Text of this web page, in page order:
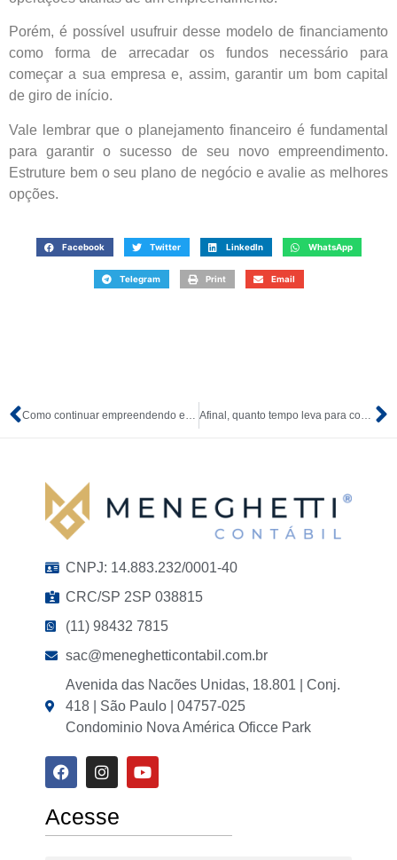
Porém, é possível usufruir desse modelo de financiamento
como forma de arrecadar os fundos necessário para
começar a sua empresa e, assim, garantir um bom capital
de giro de início.
Vale lembrar que o planejamento financeiro é fundamental
para garantir o sucesso de seu novo empreendimento.
Estruture bem o seu plano de negócio e avalie as melhores
opções.
Facebook Twitter LinkedIn WhatsApp
Telegram Print Email
Como continuar empreendendo em meio a crise econômica Afinal, quanto tempo leva para conseguir abrir uma empresa?
CNPJ: 14.883.232/0001-40
CRC/SP 2SP 038815
(11) 98432 7815
sac@meneghetticontabil.com.br
Avenida das Nacões Unidas, 18.801 | Conj.
418 | São Paulo | 04757-025
Condominio Nova América Oficce Park
Acesse